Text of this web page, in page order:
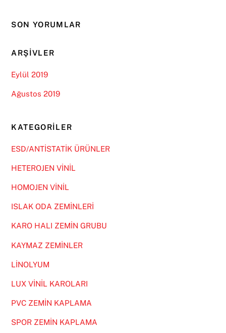
SON YORUMLAR
ARŞIVLER
Eylül 2019
Ağustos 2019
KATEGORILER
ESD/ANTİSTATİK ÜRÜNLER
HETEROJEN VİNİL
HOMOJEN VİNİL
ISLAK ODA ZEMİNLERİ
KARO HALI ZEMİN GRUBU
KAYMAZ ZEMİNLER
LİNOLYUM
LUX VİNİL KAROLARI
PVC ZEMİN KAPLAMA
SPOR ZEMİN KAPLAMA